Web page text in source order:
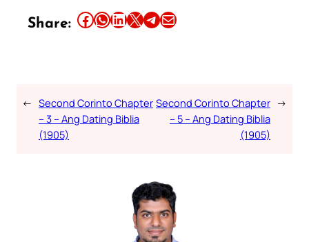
Share: Share this article on Facebook Share this article on WhatsApp Share this article on LinkedIn Share this article on X Share this article on TelegramEmail this Article
← Second Corinto Chapter
– 3 – Ang Dating Biblia
(1905)
Second Corinto Chapter
– 5 – Ang Dating Biblia
(1905)
→